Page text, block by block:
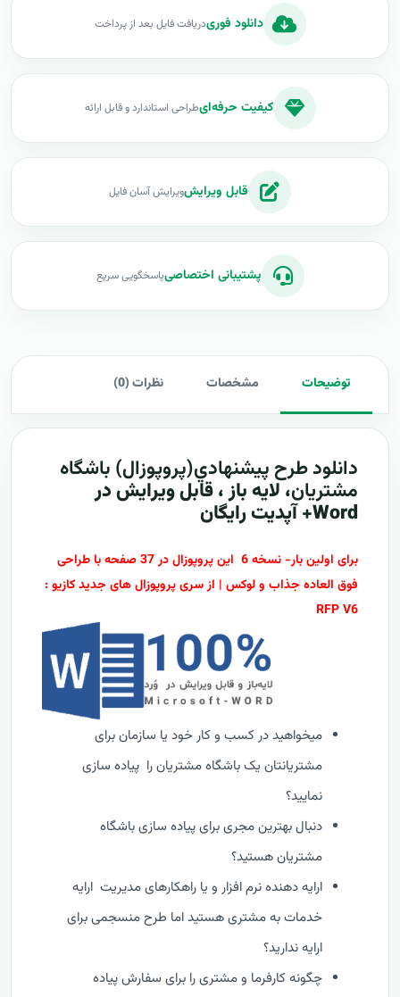
دانلود فوریدریافت فایل بعد از پرداخت
کیفیت حرفه‌ایطراحی استاندارد و قابل ارائه
قابل ویرایشویرایش آسان فایل
پشتیبانی اختصاصیپاسخگویی سریع
توضیحات مشخصات نظرات (0)
دانلود طرح پيشنهادي(پروپوزال) باشگاه
مشتریان، لایه باز ، قابل ویرایش در
Word+ آپدیت رایگان
برای اولین بار- نسخه 6 این پروپوزال در 37 صفحه با طراحی
فوق العاده جذاب و لوکس | از سری پروپوزال های جدید کازیو :
RFP V6
میخواهید در کسب و کار خود یا سازمان برای
مشتریانتان یک باشگاه مشتریان را پیاده سازی
نمایید؟
دنبال بهترین مجری برای پیاده سازی باشگاه
مشتریان هستید؟
ارایه دهنده نرم افزار و یا راهکارهای مدیریت ارایه
خدمات به مشتری هستید اما طرح منسجمی برای
ارایه ندارید؟
چگونه کارفرما و مشتری را برای سفارش پیاده